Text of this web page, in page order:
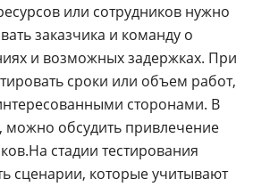
или сотрудников нужно
заказчика и команду о
и возможных задержках. При
сроки или объем работ,
сторонами. В
можно обсудить привлечение
стадии тестирования
сценарии, которые учитывают